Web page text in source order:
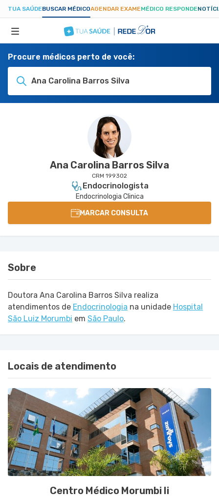
TUA SAÚDEBUSCAR MÉDICOAGENDAR EXAMEMÉDICO RESPONDE
ESPECIALIDADES
Procure médicos perto de você:
Ana Carolina Barros Silva
Ana Carolina Barros Silva
CRM 199302
Endocrinologista
Endocrinologia Clinica
MARCAR CONSULTA
Sobre
Doutora Ana Carolina Barros Silva realiza
atendimentos de Endocrinologia na unidade Hospital
São Luiz Morumbi em São Paulo.
Locais de atendimento
Centro Médico Morumbi Ii